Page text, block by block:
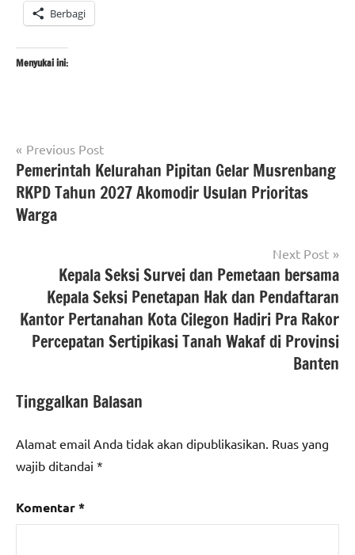
Berbagi
Menyukai ini:
Tagged
with
#beritacilegon
#bpncilegon
#BPN
Cilegon
#Kementerian
ATR/BPN
ATR/BPN RI
berita
banten
berita
Navigasi
pos
Previous Post
Pemerintah Kelurahan Pipitan Gelar Musrenbang
RKPD Tahun 2027 Akomodir Usulan Prioritas
Warga
Next Post
Kepala Seksi Survei dan Pemetaan bersama
Kepala Seksi Penetapan Hak dan Pendaftaran
Kantor Pertanahan Kota Cilegon Hadiri Pra Rakor
Percepatan Sertipikasi Tanah Wakaf di Provinsi
Banten
Tinggalkan Balasan
Alamat email Anda tidak akan dipublikasikan. Ruas yang
wajib ditandai *
Komentar*